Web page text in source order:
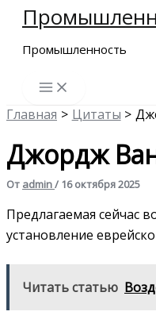
Перейти
содержимому
Промышленность
Главная Цитаты
Джордж
От admin/ 16 октября 2025
Предлагаемая сейчас
установление
Читать статью